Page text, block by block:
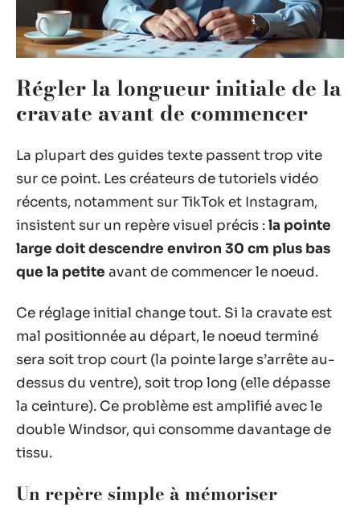
Régler la longueur initiale de la
cravate avant de commencer
La plupart des guides texte passent trop vite
sur ce point. Les créateurs de tutoriels vidéo
récents, notamment sur TikTok et Instagram,
insistent sur un repère visuel précis :la pointe
large doit descendre environ 30 cm plus bas
que la petite avant de commencer le noeud.
Ce réglage initial change tout. Si la cravate est
mal positionnée au départ, le noeud terminé
sera soit trop court (la pointe large s’arrête au-
dessus du ventre), soit trop long (elle dépasse
la ceinture). Ce problème est amplifié avec le
double Windsor, qui consomme davantage de
tissu.
Un repère simple à mémoriser